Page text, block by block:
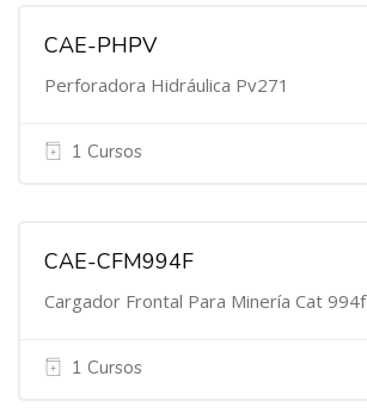
CAE-PHPV
Perforadora Hidráulica Pv271
1 Cursos
CAE-CFM994F
Cargador Frontal Para Minería Cat 994f
1 Cursos